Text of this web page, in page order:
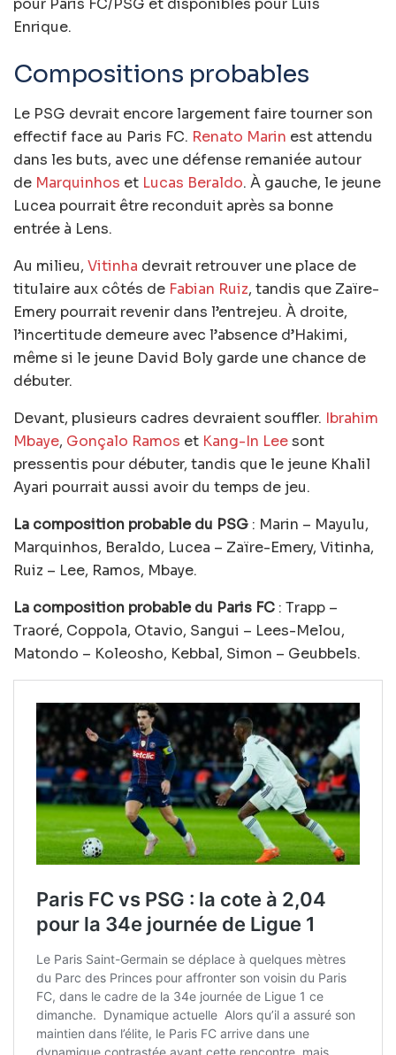
Enrique.
Compositions probables
Le PSG devrait encore largement faire tourner son
effectif face au Paris FC. Renato Marin est attendu
dans les buts, avec une défense remaniée autour
de Marquinhos et Lucas Beraldo. À gauche, le jeune
Lucea pourrait être reconduit après sa bonne
entrée à Lens.
Au milieu, Vitinha devrait retrouver une place de
titulaire aux côtés de Fabian Ruiz, tandis que Zaïre-
Emery pourrait revenir dans l’entrejeu. À droite,
l’incertitude demeure avec l’absence d’Hakimi,
même si le jeune David Boly garde une chance de
débuter.
Devant, plusieurs cadres devraient souffler. Ibrahim
Mbaye, Gonçalo Ramos et Kang-In Leesont
pressentis pour débuter, tandis que le jeune Khalil
Ayari pourrait aussi avoir du temps de jeu.
La composition probable du PSG : Marin – Mayulu,
Marquinhos, Beraldo, Lucea – Zaïre-Emery, Vitinha,
Ruiz – Lee, Ramos, Mbaye.
La composition probable du Paris FC : Trapp –
Traoré, Coppola, Otavio, Sangui – Lees-Melou,
Matondo – Koleosho, Kebbal, Simon – Geubbels.